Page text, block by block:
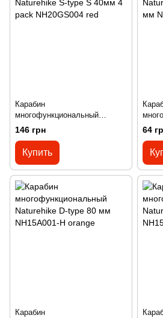
Карабин
многофункциональный
Naturehike S-type S 40мм 4
pack NH20GS004 red
146 грн
Купить
64
Карабин